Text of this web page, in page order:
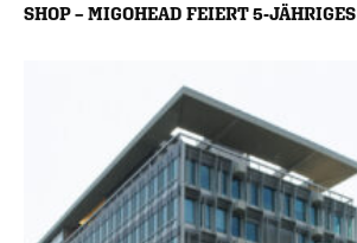
SHOP – MIGOHEAD FEIERT 5-JÄHRIGES